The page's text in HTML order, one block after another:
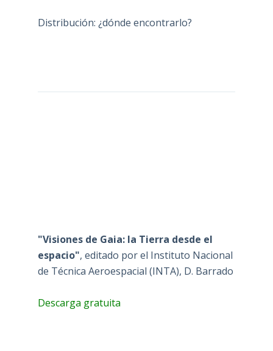
Distribución: ¿dónde encontrarlo?
"Visiones de Gaia: la Tierra desde el
espacio", editado por el Instituto Nacional
de Técnica Aeroespacial (INTA), D. Barrado
Descarga gratuita